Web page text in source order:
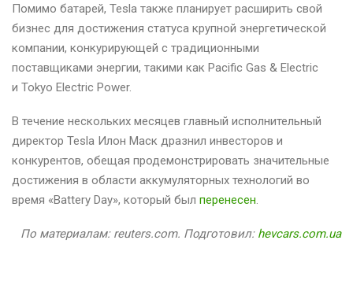
Помимо батарей, Tesla также планирует расширить свой
бизнес для достижения статуса крупной энергетической
компании, конкурирующей с традиционными
поставщиками энергии, такими как Pacific Gas & Electric
и Tokyo Electric Power.
В течение нескольких месяцев главный исполнительный
директор Tesla Илон Маск дразнил инвесторов и
конкурентов, обещая продемонстрировать значительные
достижения в области аккумуляторных технологий во
время «Battery Day», который был перенесен
По материалам: reuters.com. Подготовил: hevcars.com.ua